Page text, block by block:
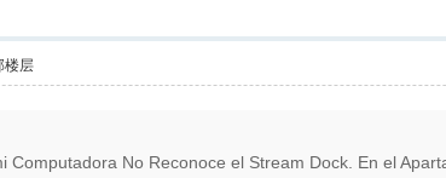
楼层
Computadora No Reconoce el Stream Dock. En el